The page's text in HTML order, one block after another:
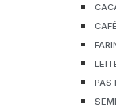
CAFÉ